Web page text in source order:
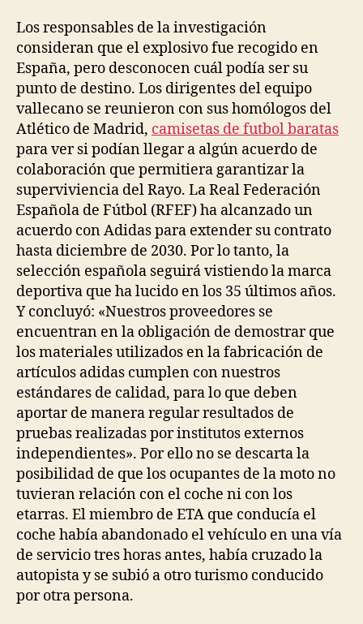
Los responsables de la investigación
consideran que el explosivo fue recogido en
España, pero desconocen cuál podía ser su
punto de destino. Los dirigentes del equipo
vallecano se reunieron con sus homólogos del
Atlético de Madrid, camisetas de futbol baratas
para ver si podían llegar a algún acuerdo de
colaboración que permitiera garantizar la
superviviencia del Rayo. La Real Federación
Española de Fútbol (RFEF) ha alcanzado un
acuerdo con Adidas para extender su contrato
hasta diciembre de 2030. Por lo tanto, la
selección española seguirá vistiendo la marca
deportiva que ha lucido en los 35 últimos años.
Y concluyó: «Nuestros proveedores se
encuentran en la obligación de demostrar que
los materiales utilizados en la fabricación de
artículos adidas cumplen con nuestros
estándares de calidad, para lo que deben
aportar de manera regular resultados de
pruebas realizadas por institutos externos
independientes». Por ello no se descarta la
posibilidad de que los ocupantes de la moto no
tuvieran relación con el coche ni con los
etarras. El miembro de ETA que conducía el
coche había abandonado el vehículo en una vía
de servicio tres horas antes, había cruzado la
autopista y se subió a otro turismo conducido
por otra persona.